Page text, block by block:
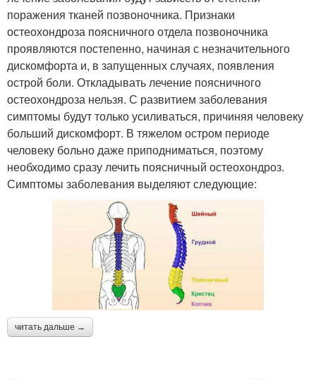
поражения тканей позвоночника. Признаки
остеохондроза поясничного отдела позвоночника
проявляются постепенно, начиная с незначительного
дискомфорта и, в запущенных случаях, появления
острой боли. Откладывать лечение поясничного
остеохондроза нельзя. С развитием заболевания
симптомы будут только усиливаться, причиняя человеку
больший дискомфорт. В тяжелом остром периоде
человеку больно даже приподниматься, поэтому
необходимо сразу лечить поясничный остеохондроз.
Симптомы заболевания выделяют следующие:
читать дальше →